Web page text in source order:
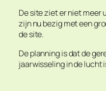
De site ziet er niet meer
zijn nu bezig met een
de site.
De planning is dat de
jaarwisseling in de lucht